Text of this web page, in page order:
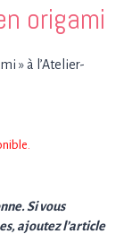
origami
» à l’Atelier-
Si vous
ajoutez l’article